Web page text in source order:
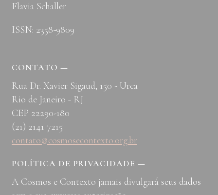
Flavia Schaller
ISSN: 2358-9809
CONTATO —
Rua Dr. Xavier Sigaud, 150 - Urca
Rio de Janeiro - RJ
CEP 22290-180
(21) 2141 7215
contato@cosmosecontexto.org.br
POLÍTICA DE PRIVACIDADE—
A Cosmos e Contexto jamais divulgará seus dados